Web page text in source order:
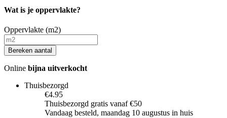
Wat is je oppervlakte?
Oppervlakte (m2)
Bereken aantal
Online bijna uitverkocht
Thuisbezorgd
€4.95
Thuisbezorgd gratis vanaf €50
Vandaag besteld, maandag 10 augustus in huis